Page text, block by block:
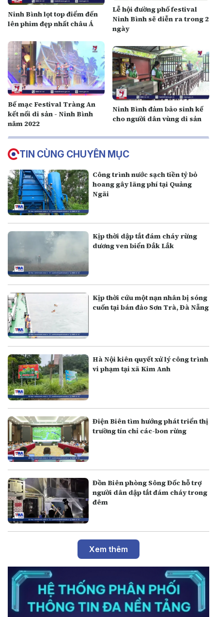
Ninh Bình lọt top điểm đến
lên phim đẹp nhất châu Á
Lễ hội đường phố festival
Ninh Bình sẽ diễn ra trong 2
ngày
Bế mạc Festival Tràng An
kết nối di sản - Ninh Bình
năm 2022
Ninh Bình đảm bảo sinh kế
cho người dân vùng di sản
TIN CÙNG CHUYÊN MỤC
Công trình nước sạch tiền tỷ bỏ
hoang gây lãng phí tại Quảng
Ngãi
Kịp thời dập tắt đám cháy rừng
dương ven biển Đắk Lắk
Kịp thời cứu một nạn nhân bị sóng
cuốn tại bán đảo Sơn Trà, Đà Nẵng
Hà Nội kiên quyết xử lý công trình
vi phạm tại xã Kim Anh
Điện Biên tìm hướng phát triển thị
trường tín chỉ các-bon rừng
Đồn Biên phòng Sông Đốc hỗ trợ
người dân dập tắt đám cháy trong
đêm
Xem thêm